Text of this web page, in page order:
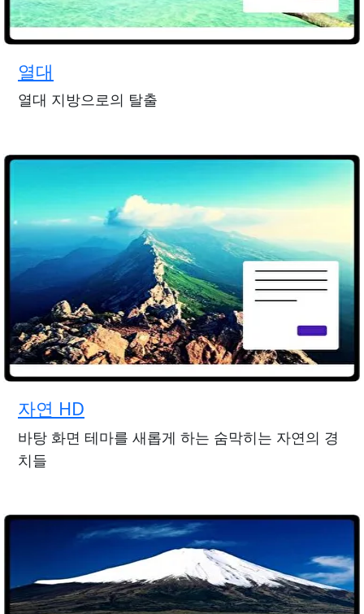
열대
열대 지방으로의 탈출
자연 HD
바탕 화면 테마를 새롭게 하는 숨막히는 자연의 경
치들